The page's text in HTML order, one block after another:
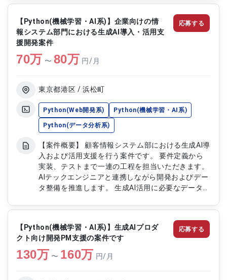
LangGraphを用いたAgentic Searchの設計および
実装も含まれます。 Azure OpenAIまたはAmazon
Bedrockの活用を前提とした開発となります。 【作
業内容】 Difyを用いたRAGのPoC実施を行います
オンプレ環境へのDify構築を実施します 簡易ワーク
フローの実装を担当します LangGraphを用いた
Agentic Searchの検討および実装を行います 生成
【Python(機械学習・AI系)】企業向けの情
報システム部門における生成AI導入・活用支
援開発案件
70万 〜 80万 円/月
東京都港区 / 浜松町
Python(Web開発系) Python(機械学習・AI系)
Python(データ分析系)
【案件概要】 顧客情報システム部における生成AI導
入および活用支援を行う案件です。 要件定義から
実装、テストまで一連の工程を担当いただきます。
AIテックエンジニアと連携しながら開発およびデー
タ整備を推進します。 生成AI活用に必要なデータ加
導入を通じた業務高度化支援が中心となる案件で
トまでの一連工程対応 ・生成AI活用に向けた開発お
よび環境整備対応 ・データ加工およびデータクレ
ンジング作業 ・AIテックエンジニアとの連携および
技術調整 ・生成AI導入に伴う技術支援および改善対
応募する
【Python(機械学習・AI系)】生成AIプロダ
クト向け開発PM支援の案件です
130万 〜 160万 円/月
応募する